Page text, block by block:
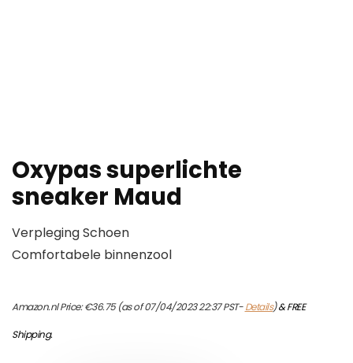
Oxypas superlichte
sneaker Maud
Verpleging Schoen
Comfortabele binnenzool
Amazon.nl Price:€36.75(as of 07/04/2023 22:37 PST-Details)&FREE
Shipping.